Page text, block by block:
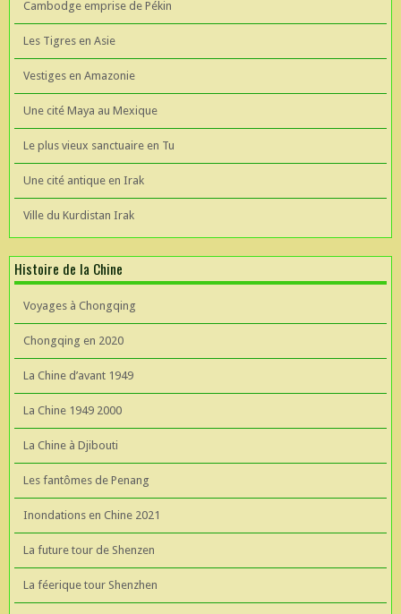
Cambodge emprise de Pékin
Les Tigres en Asie
Vestiges en Amazonie
Une cité Maya au Mexique
Le plus vieux sanctuaire en Tu
Une cité antique en Irak
Ville du Kurdistan Irak
Histoire de la Chine
Voyages à Chongqing
Chongqing en 2020
La Chine d’avant 1949
La Chine 1949 2000
La Chine à Djibouti
Les fantômes de Penang
Inondations en Chine 2021
La future tour de Shenzen
La féerique tour Shenzhen